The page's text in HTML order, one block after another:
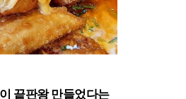
끝판왕 만들었다는